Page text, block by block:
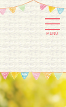
MENU